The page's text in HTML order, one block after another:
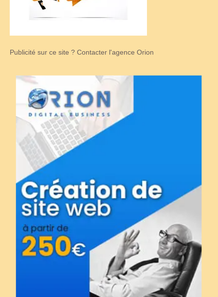
Publicité sur ce site ? Contacter l'agence Orion